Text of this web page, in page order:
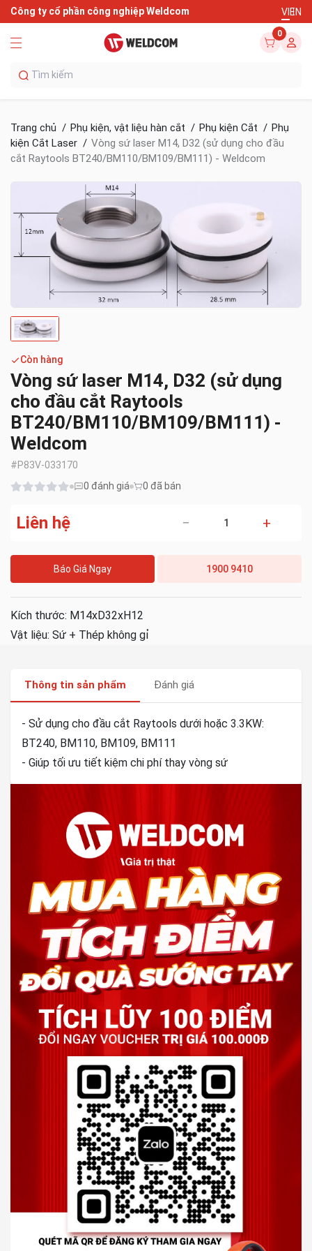
Công ty cổ phần công nghiệp Weldcom VIEN
0
Trang chủ Phụ kiện, vật liệu hàn cắt Phụ kiện Cắt
Phụ
kiện Cắt Laser
Vòng sứ laser M14, D32 (sử dụng cho đầu
cắt Raytools BT240/BM110/BM109/BM111) - Weldcom
Còn hàng
Vòng sứ laser M14, D32 (sử dụng
cho đầu cắt Raytools
BT240/BM110/BM109/BM111) -
Weldcom
#P83V-033170
0 đánh giá 0 đã bán
Liên hệ − +
Báo Giá Ngay 1900 9410
Kích thước: M14xD32xH12
Vật liệu: Sứ + Thép không gỉ
Thông tin sản phẩm Đánh giá
- Sử dụng cho đầu cắt Raytools dưới hoặc 3.3KW:
BT240, BM110, BM109, BM111
- Giúp tối ưu tiết kiệm chi phí thay vòng sứ